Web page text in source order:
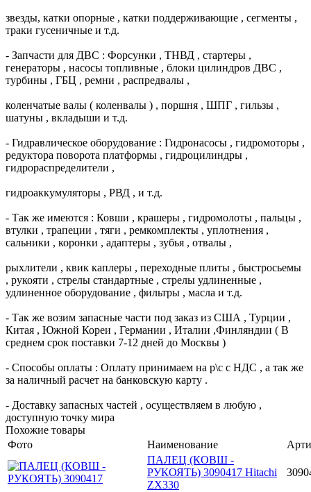
звезды, катки опорные , катки поддерживающие , сегменты ,
траки гусеничные и т.д.
- Запчасти для ДВС : Форсунки , ТНВД , стартеры ,
генераторы , насосы топливные , блоки цилиндров ДВС ,
турбины , ГБЦ , ремни , распредвалы ,
коленчатые валы ( коленвалы ) , поршня , ШПГ , гильзы ,
шатуны , вкладыши и т.д.
- Гидравлическое оборудование : Гидронасосы , гидромоторы ,
редуктора поворота платформы , гидроцилиндры ,
гидрораспределители ,
гидроаккумуляторы , РВД , и т.д.
- Так же имеются : Ковши , крашеры , гидромолоты , пальцы ,
втулки , трапеции , тяги , ремкомплекты , уплотнения ,
сальники , коронки , адаптеры , зубья , отвалы ,
рыхлители , квик каплеры , переходные плиты , быстросьемы
, рукояти , стрелы стандартные , стрелы удлиненные ,
удлиненное оборудование , фильтры , масла и т.д.
- Так же возим запасные части под заказ из США , Турции ,
Китая , Южной Кореи , Германии , Италии ,Финляндии ( В
среднем срок поставки 7-12 дней до Москвы )
- Способы оплаты : Оплату принимаем на р\с с НДС , а так же
за наличный расчет на банковскую карту .
- Доставку запасных частей , осуществляем в любую ,
доступную точку мира
Похожие товары
Фото
Наименование
ПАЛЕЦ (КОВШ -
РУКОЯТЬ) 3090417 Hitachi
ZX330